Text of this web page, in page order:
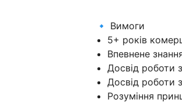
🔹 Вимоги
5+ років
Впевнене
Досвід роботи з
Досвід роботи з
Розуміння